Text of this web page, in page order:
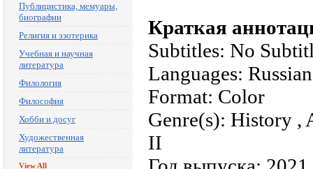
Публицистика, мемуары,
биографии
Религия и эзотерика
Учебная и научная
литература
Филология
Философия
Хобби и досуг
Художественная
литература
View All
Краткая
Subtitles: No
Languages: Russian
Format: Color
Genre(s): History ,
II